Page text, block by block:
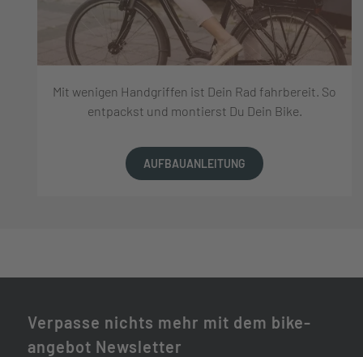
Mit wenigen Handgriffen ist Dein Rad fahrbereit. So
entpackst und montierst Du Dein Bike.
AUFBAUANLEITUNG
Verpasse nichts mehr mit dem bike-
angebot Newsletter